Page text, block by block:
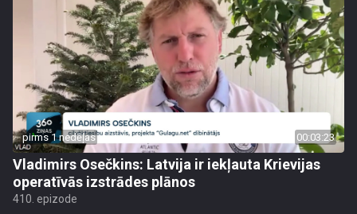
pirms 1 nedēļas 00:03:23
Vladimirs Osečkins: Latvija ir iekļauta Krievijas
operatīvās izstrādes plānos
410. epizode